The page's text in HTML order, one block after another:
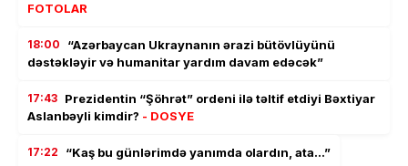
FOTOLAR
18:00
“Azərbaycan Ukraynanın ərazi bütövlüyünü
dəstəkləyir və humanitar yardım davam edəcək”
17:43 Prezidentin “Şöhrət” ordeni ilə təltif etdiyi Bəxtiyar
Aslanbəyli kimdir? - DOSYE
17:22 “Kaş bu günlərimdə yanımda olardın, ata…”